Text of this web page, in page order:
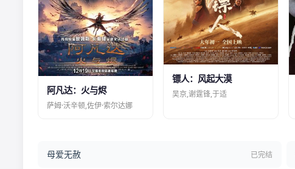
阿凡达：火与烬
萨姆·沃辛顿,佐伊·索尔达娜
镖人：风起大漠
吴京,谢霆锋,于适
母爱无赦 已完结